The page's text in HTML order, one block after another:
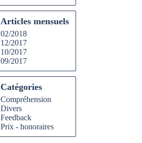
Articles mensuels
02/2018
12/2017
10/2017
09/2017
Catégories
Compréhension
Divers
Feedback
Prix - honoraires